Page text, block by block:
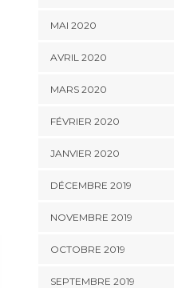
MAI 2020
AVRIL 2020
MARS 2020
FÉVRIER 2020
JANVIER 2020
DÉCEMBRE 2019
NOVEMBRE 2019
OCTOBRE 2019
SEPTEMBRE 2019